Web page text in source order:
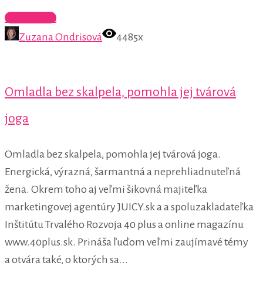
Celý článok
Zuzana Ondrisová
4485x
Omladla bez skalpela, pomohla jej tvárová
joga
Omladla bez skalpela, pomohla jej tvárová joga.
Energická, výrazná, šarmantná a neprehliadnuteľná
žena. Okrem toho aj veľmi šikovná majiteľka
marketingovej agentúry JUICY.sk a a spoluzakladateľka
Inštitútu Trvalého Rozvoja 40 plus a online magazínu
www.40plus.sk. Prináša ľuďom veľmi zaujímavé témy
a otvára také, o ktorých sa...